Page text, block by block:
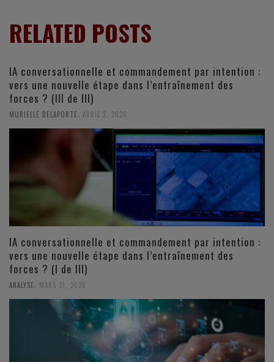
RELATED POSTS
IA conversationnelle et commandement par intention :
vers une nouvelle étape dans l’entraînement des
forces ? (III de III)
MURIELLE DELAPORTE AVRIL 2, 2026
IA conversationnelle et commandement par intention :
vers une nouvelle étape dans l’entraînement des
forces ? (I de III)
ANALYSE MARS 31, 2026